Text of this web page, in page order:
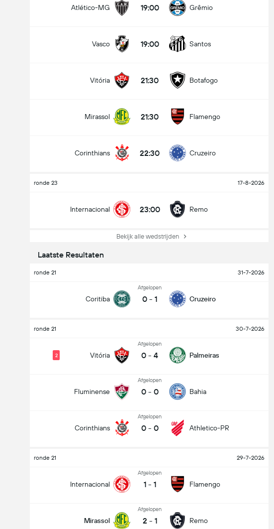
Atlético-MG 19:00 Grêmio
Vasco 19:00 Santos
Vitória 21:30 Botafogo
Mirassol 21:30 Flamengo
Corinthians 22:30 Cruzeiro
ronde 23 17-8-2026
Internacional 23:00 Remo
Bekijk alle wedstrijden
Laatste Resultaten
ronde 21 31-7-2026
Coritiba
Afgelopen
0 - 1 Cruzeiro
ronde 21 30-7-2026
Vitória
2
Afgelopen
0 - 4 Palmeiras
Fluminense
Afgelopen
0 - 0 Bahia
Corinthians
Afgelopen
0 - 0 Athletico-PR
ronde 21 29-7-2026
Internacional
Afgelopen
1 - 1 Flamengo
Mirassol
Afgelopen
2 - 1 Remo